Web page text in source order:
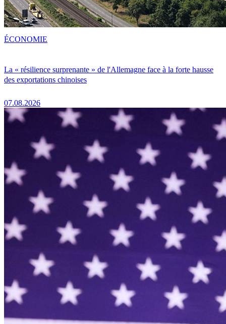
La « résilience surprenante » de l'Allemagne face à la forte hausse
des exportations chinoises
07.08.2026
ÉCONOMIE